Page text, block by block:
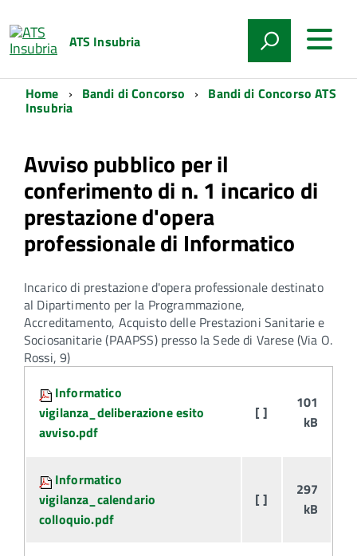
ATS Insubria
Home Bandi di Concorso Bandi di Concorso ATS
Insubria
Avviso pubblico per il
conferimento di n. 1 incarico di
prestazione d'opera
professionale di Informatico
Incarico di prestazione d'opera professionale destinato
al Dipartimento per la Programmazione,
Accreditamento, Acquisto delle Prestazioni Sanitarie e
Sociosanitarie (PAAPSS) presso la Sede di Varese (Via O.
Rossi, 9)
Informatico
vigilanza_deliberazione esito
avviso.pdf
[ ]
101
kB
Informatico
vigilanza_calendario
colloquio.pdf
[ ]
297
kB